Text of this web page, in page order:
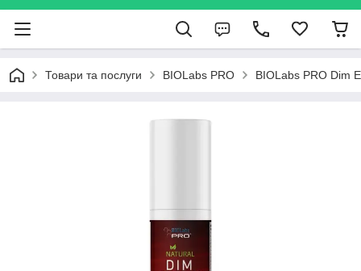
Товари та послуги BIOLabs PRO BIOLabs PRO Dim